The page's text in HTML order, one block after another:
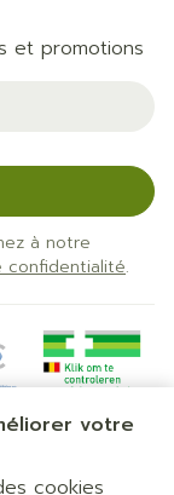
votre
cookies
et promotions
à notre
confidentialité.